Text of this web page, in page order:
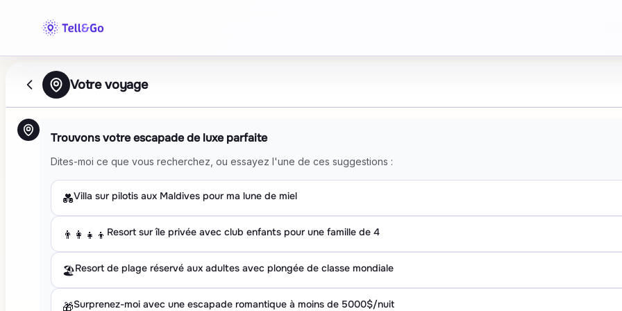
Votre voyage
Trouvons votre escapade de luxe parfaite
Dites-moi ce que vous recherchez, ou essayez l'une de ces suggestions :
💑Villa sur pilotis aux Maldives pour ma lune de miel
👨‍👩‍👧‍👦 Resort sur île privée avec club enfants pour une famille de 4
🏖️Resort de plage réservé aux adultes avec plongée de classe mondiale
🎁Surprenez-moi avec une escapade romantique à moins de 5000$/nuit